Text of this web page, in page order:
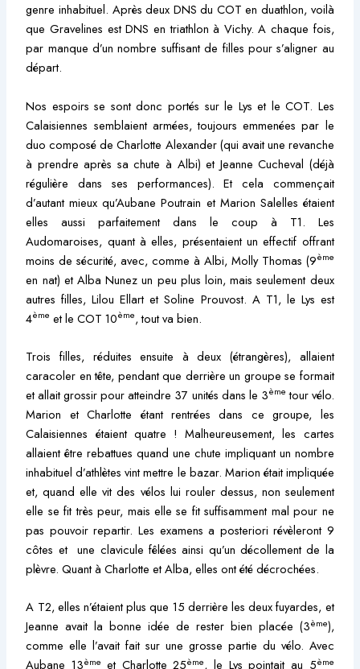
genre inhabituel. Après deux DNS du COT en duathlon, voilà
que Gravelines est DNS en triathlon à Vichy. A chaque fois,
par manque d’un nombre suffisant de filles pour s’aligner au
départ.
Nos espoirs se sont donc portés sur le Lys et le COT. Les
Calaisiennes semblaient armées, toujours emmenées par le
duo composé de Charlotte Alexander (qui avait une revanche
à prendre après sa chute à Albi) et Jeanne Cucheval (déjà
régulière dans ses performances). Et cela commençait
d’autant mieux qu’Aubane Poutrain et Marion Salelles étaient
elles aussi parfaitement dans le coup à T1. Les
Audomaroises, quant à elles, présentaient un effectif offrant
moins de sécurité, avec, comme à Albi, Molly Thomas (9ème
en nat) et Alba Nunez un peu plus loin, mais seulement deux
autres filles, Lilou Ellart et Soline Prouvost. A T1, le Lys est
4ème et le COT 10ème, tout va bien.
Trois filles, réduites ensuite à deux (étrangères), allaient
caracoler en tête, pendant que derrière un groupe se formait
et allait grossir pour atteindre 37 unités dans le 3ème tour vélo.
Marion et Charlotte étant rentrées dans ce groupe, les
Calaisiennes étaient quatre ! Malheureusement, les cartes
allaient être rebattues quand une chute impliquant un nombre
inhabituel d’athlètes vint mettre le bazar. Marion était impliquée
et, quand elle vit des vélos lui rouler dessus, non seulement
elle se fit très peur, mais elle se fit suffisamment mal pour ne
pas pouvoir repartir. Les examens a posteriori révèleront 9
côtes et une clavicule fêlées ainsi qu’un décollement de la
plèvre. Quant à Charlotte et Alba, elles ont été décrochées.
A T2, elles n’étaient plus que 15 derrière les deux fuyardes, et
Jeanne avait la bonne idée de rester bien placée (3ème),
comme elle l’avait fait sur une grosse partie du vélo. Avec
Aubane 13ème et Charlotte 25ème, le Lys pointait au 5ème